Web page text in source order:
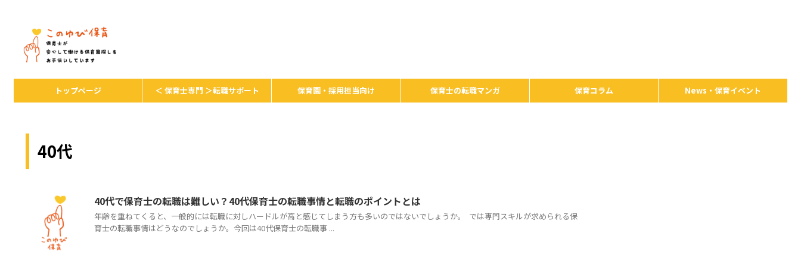
トップページ ＜ 保育士専門 ＞転職サポート 保育園・採用担当向け 保育士の転職マンガ 保育コラム News・保育イベント
40代
40代で保育士の転職は難しい？40代保育士の転職事情と転職のポイントとは
年齢を重ねてくると、一般的には転職に対しハードルが高と感じてしまう方も多いのではないでしょうか。 では専門スキルが求められる保
育士の転職事情はどうなのでしょうか。今回は40代保育士の転職事 ...